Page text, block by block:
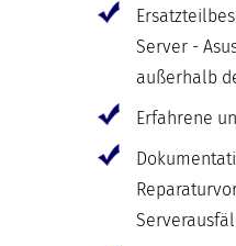
Server -
außerhalb
Erfahrene